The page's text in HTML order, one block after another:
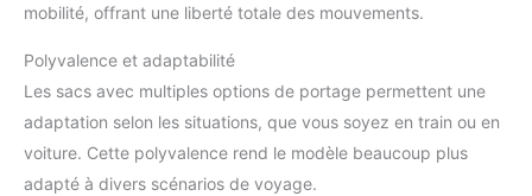
mobilité, offrant une liberté totale des mouvements.
Polyvalence et adaptabilité
Les sacs avec multiples options de portage permettent une
adaptation selon les situations, que vous soyez en train ou en
voiture. Cette polyvalence rend le modèle beaucoup plus
adapté à divers scénarios de voyage.